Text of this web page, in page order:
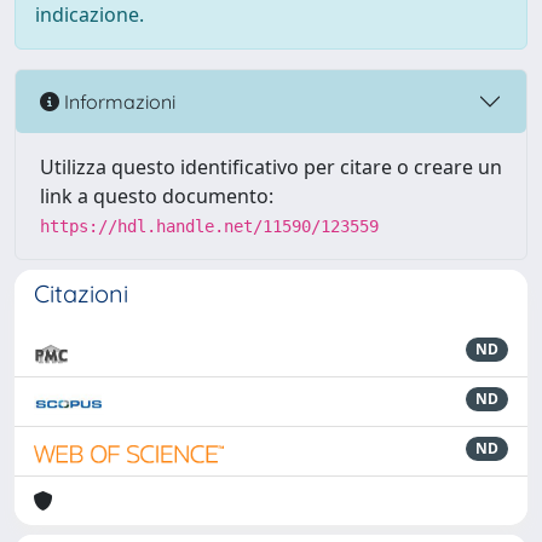
indicazione.
Informazioni
Utilizza questo identificativo per citare o creare un
link a questo documento:
https://hdl.handle.net/11590/123559
Citazioni
ND
ND
ND